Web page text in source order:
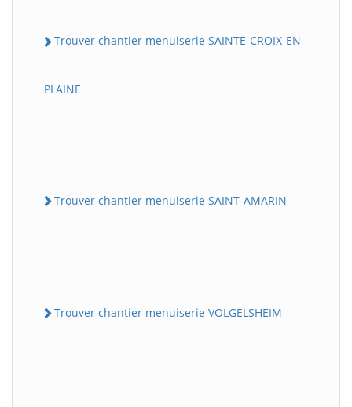
Trouver chantier menuiserie SAINTE-CROIX-EN-
PLAINE
Trouver chantier menuiserie SAINT-AMARIN
Trouver chantier menuiserie VOLGELSHEIM